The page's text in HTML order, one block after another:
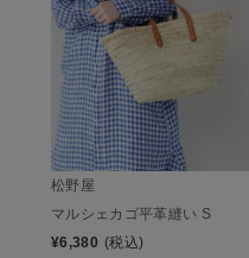
松野屋
マルシェカゴ平革縫い S
¥6,380 (税込)